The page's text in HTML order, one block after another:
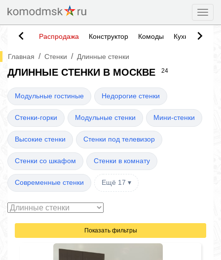
Распродажа Конструктор Комоды Кухни
Главная / Стенки / Длинные стенки
ДЛИННЫЕ СТЕНКИ В МОСКВЕ 24
Модульные гостиные Недорогие стенки
Стенки-горки Модульные стенки Мини-стенки
Высокие стенки Стенки под телевизор
Стенки со шкафом Стенки в комнату
Современные стенки Ещё 17 ▾
Показать фильтры